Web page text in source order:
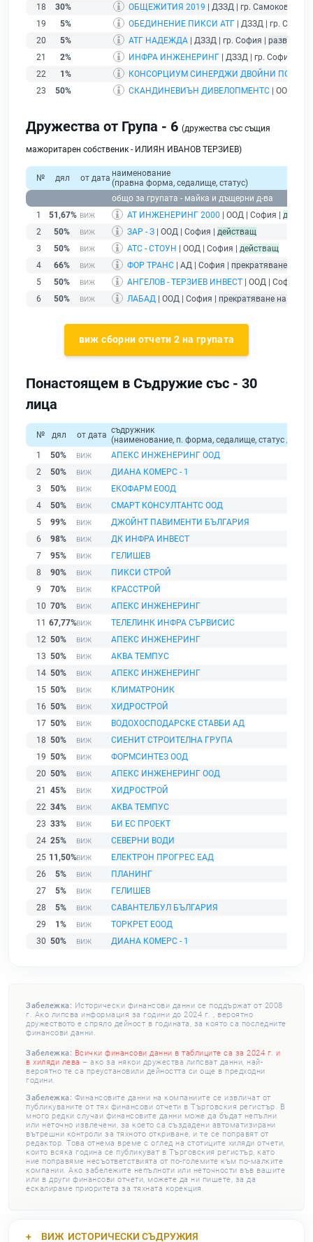
18
30% ОБЩЕЖИТИЯ 2019 | ДЗЗД | гр. Самоков |
19
5% ОБЕДИНЕНИЕ ПИКСИ АТГ | ДЗЗД | гр. София
20
5% АТГ НАДЕЖДА | ДЗЗД | гр. София | развиващ
21
2% ИНФРА ИНЖЕНЕРИНГ | ДЗЗД | гр. София |
22
1% КОНСОРЦИУМ СИНЕРДЖИ ДВОЙНИ ПОДОВЕ
23
50% СКАНДИНЕВИЪН ДИВЕЛОПМЕНТС | ООД |
Дружества от Група - 6 (дружества със същия
мажоритарен собственик - ИЛИЯН ИВАНОВ ТЕРЗИЕВ)
№ дял от дата наименование
(правна форма, седалище, статус)
общо за групата - майка и дъщерни д-ва
1
51,67% АТ ИНЖЕНЕРИНГ 2000 | ООД | София |
2
50% ЗАР - З | ООД | София | действащ
3
50% АТС - СТОУН | ООД | София | действащ
4
66% ФОР ТРАНС | АД | София | прекратяване на
5
50% АНГЕЛОВ - ТЕРЗИЕВ ИНВЕСТ | ООД | София |
6
50% ЛАБАД | ООД | София | прекратяване на
виж сборни отчети 2 на групата
Понастоящем в Съдружие със - 30
лица
№ дял от дата съдружник
(наименование, п. форма, седалище, статус /
1
50%
АПЕКС ИНЖЕНЕРИНГ ООД
2
50%
ДИАНА КОМЕРС - 1
3
50%
ЕКОФАРМ ЕООД
4
50%
СМАРТ КОНСУЛТАНТС ООД
5
99%
ДЖОЙНТ ПАВИМЕНТИ БЪЛГАРИЯ
6
98%
ДК ИНФРА ИНВЕСТ
7
95%
ГЕЛИШЕВ
8
90%
ПИКСИ СТРОЙ
9
70%
КРАССТРОЙ
10 70%
АПЕКС ИНЖЕНЕРИНГ
11 67,77%
ТЕЛЕЛИНК ИНФРА СЪРВИСИС
12 50%
АПЕКС ИНЖЕНЕРИНГ
13 50%
АКВА ТЕМПУС
14 50%
АПЕКС ИНЖЕНЕРИНГ
15 50%
КЛИМАТРОНИК
16 50%
ХИДРОСТРОЙ
17 50%
ВОДОХОСПОДАРСКЕ СТАВБИ АД
18 50%
СИЕНИТ СТРОИТЕЛНА ГРУПА
19 50%
ФОРМСИНТЕЗ ООД
20 50%
АПЕКС ИНЖЕНЕРИНГ ООД
21 45%
ХИДРОСТРОЙ
22 34%
АКВА ТЕМПУС
23 33%
БИ ЕС ПРОЕКТ
24 25%
СЕВЕРНИ ВОДИ
25 11,50%
ЕЛЕКТРОН ПРОГРЕС ЕАД
26
5%
ПЛАНИНГ
27
5%
ГЕЛИШЕВ
28
5%
САВАНТЕЛБУЛ БЪЛГАРИЯ
29
1%
ТОРКРЕТ ЕООД
30 50% ДИАНА КОМЕРС - 1
Забележка: Исторически финансови данни се поддържат от 2008
г. Ако липсва информация за години до 2024 г. , вероятно
дружеството е спряло дейност в годината, за която са последните
финансови данни.
Забележка: Всички финансови данни в таблиците са за 2024 г. и
в хиляди лева – ако за някои дружества липсват данни, най-
вероятно те са преустановили дейността си още в предходни
години.
Забележка: Финансовите данни на компаниите се извличат от
публикуваните от тях финансови отчети в Търговския регистър. В
много редки случаи финансовите данни може да бъдат непълни
или неточно извлечени, за което са създадени автоматизирани
вътрешни контроли за тяхното откриване, и те се поправят от
редактор. Това отнема време с оглед на стотиците хиляди отчети,
които всяка година се публикуват в Търговския регистър, като
ние поправяме несъответствията от по-големите към по-малките
компании. Ако забележите непълноти или неточности във вашите
или в други финансови отчети, можете да ни пишете, за да
ескалираме приоритета за тяхната корекция.
ВИЖ ИСТОРИЧЕСКИ СЪДРУЖИЯ